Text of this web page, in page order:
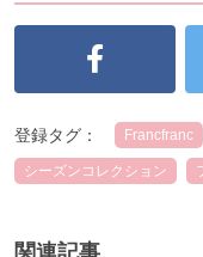
登録タグ： Francfranc
シーズンコレクション